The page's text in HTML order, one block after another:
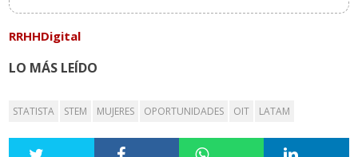
RRHHDigital
LO MÁS LEÍDO
STATISTA STEM MUJERES OPORTUNIDADES OIT LATAM